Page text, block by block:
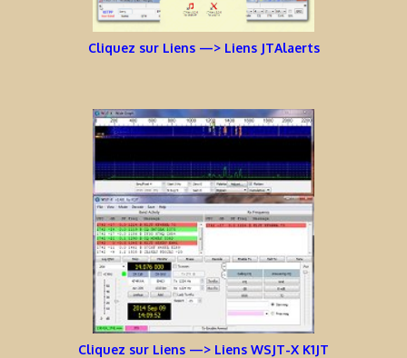
Cliquez sur Liens —> Liens JTAlaerts
Cliquez sur Liens —> Liens WSJT-X K1JT